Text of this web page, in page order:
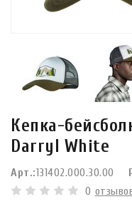
Кепка-
Darryl White
Арт.:131402.000.30.00
0